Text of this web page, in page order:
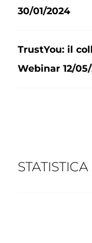
30/01/2024
TrustYou: il
Webinar 12/
STATISTICA